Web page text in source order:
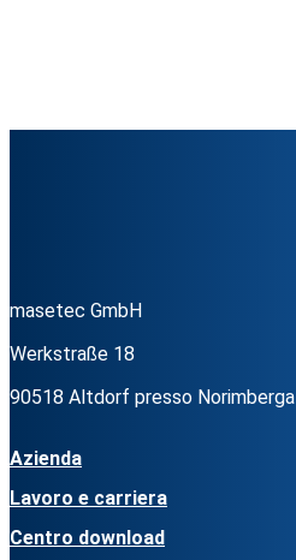
masetec GmbH
Werkstraße 18
90518 Altdorf presso Norimberga
Azienda
Lavoro e carriera
Centro download